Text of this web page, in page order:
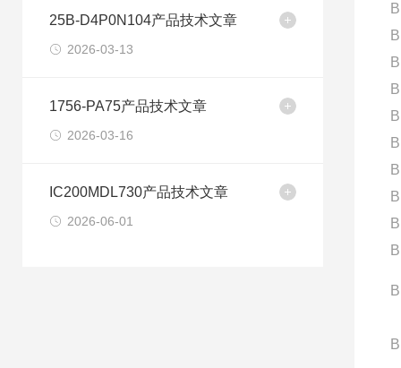
25B-D4P0N104产品技术文章
2026-03-13
1756-PA75产品技术文章
2026-03-16
IC200MDL730产品技术文章
2026-06-01